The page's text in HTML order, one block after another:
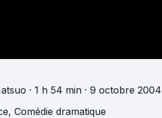
· 1 h 54 min · 9 octobre
, Comédie dramatique